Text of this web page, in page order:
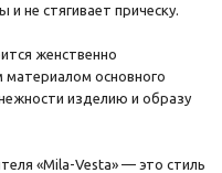
и не стягивает прическу.
женственно
основного
изделию и образу
«Mila-Vesta» — это стиль